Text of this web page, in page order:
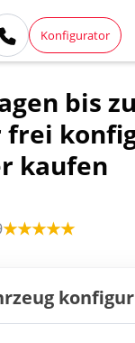
Konfigurator
bis zu
frei
kaufen
★★★★★